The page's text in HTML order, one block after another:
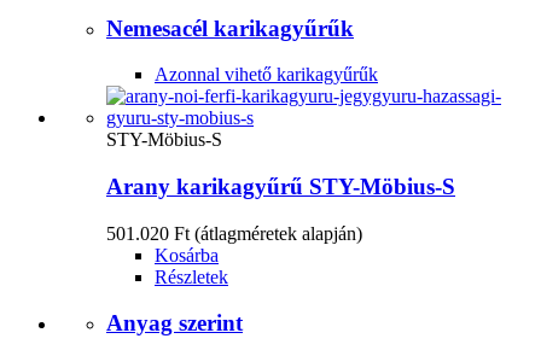
Nemesacél karikagyűrűk
Azonnal vihető karikagyűrűk
STY-Möbius-S
Arany karikagyűrű STY-Möbius-S
501.020 Ft (átlagméretek alapján)
Kosárba
Részletek
Anyag szerint